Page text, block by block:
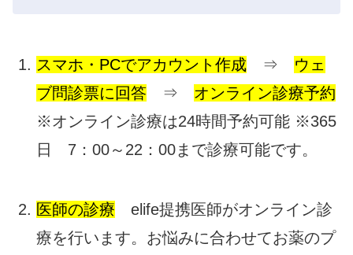
スマホ・PCでアカウント作成 ⇒ ウェ
ブ問診票に回答 ⇒ オンライン診療予約
※オンライン診療は24時間予約可能 ※365
日 7：00～22：00まで診療可能です。
医師の診療 elife提携医師がオンライン診
療を行います。お悩みに合わせてお薬のプ